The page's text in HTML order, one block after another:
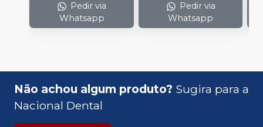
Pedir via
Whatsapp
Pedir via
Whatsapp
Não achou algum produto? Sugira para a
Nacional Dental